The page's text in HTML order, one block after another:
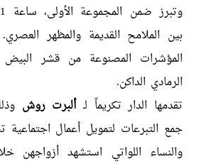
بين الملامح القديمة والمظهر
المؤشرات المصنوعة من قشر البيض
الرمادي الداكن.
تقدمها الدار تكريماً لـألبرت روش
جمع التبرعات لتمويل أعمال
والنساء اللواتي استشهد أزواجهن